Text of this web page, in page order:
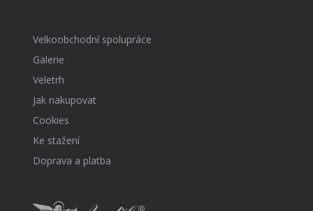
Velkoobchodní spolupráce
Galerie
Veletrh
Jak nakupovat
Cookies
Ke stažení
Doprava a platba